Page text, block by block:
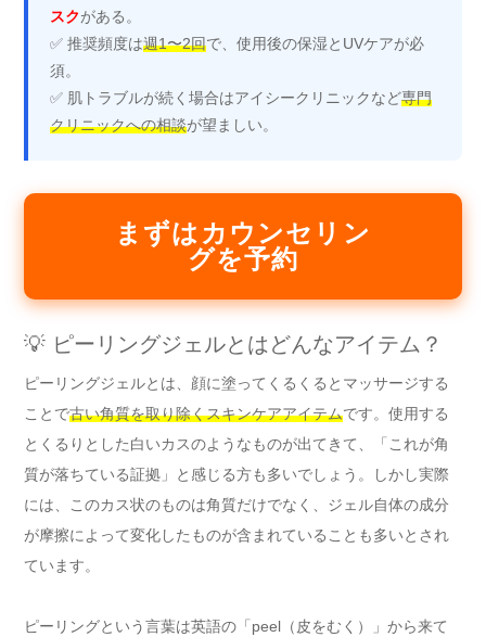
スクがある。
✅ 推奨頻度は週1〜2回で、使用後の保湿とUVケアが必
須。
✅ 肌トラブルが続く場合はアイシークリニックなど専門
クリニックへの相談が望ましい。
まずはカウンセリン
グを予約
💡 ピーリングジェルとはどんなアイテム？
ピーリングジェルとは、顔に塗ってくるくるとマッサージする
ことで古い角質を取り除くスキンケアアイテムです。使用する
とくるりとした白いカスのようなものが出てきて、「これが角
質が落ちている証拠」と感じる方も多いでしょう。しかし実際
には、このカス状のものは角質だけでなく、ジェル自体の成分
が摩擦によって変化したものが含まれていることも多いとされ
ています。
ピーリングという言葉は英語の「peel（皮をむく）」から来て